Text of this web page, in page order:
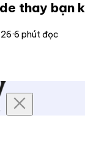
thay bạn
·6 phút đọc